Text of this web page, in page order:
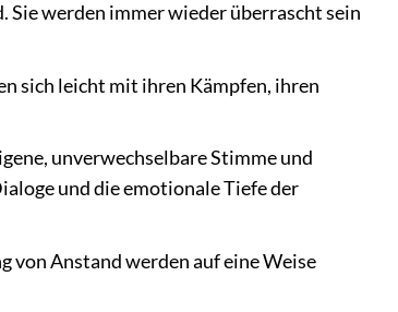
Sie werden immer wieder überrascht sein
sich leicht mit ihren Kämpfen, ihren
unverwechselbare Stimme und
und die emotionale Tiefe der
von Anstand werden auf eine Weise